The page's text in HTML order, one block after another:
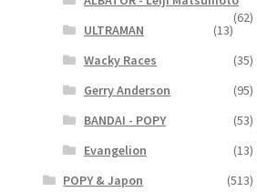
(62)
ULTRAMAN
(13)
Wacky Races
(35)
Gerry Anderson
(95)
BANDAI - POPY
(53)
Evangelion
(13)
POPY & Japon
(513)